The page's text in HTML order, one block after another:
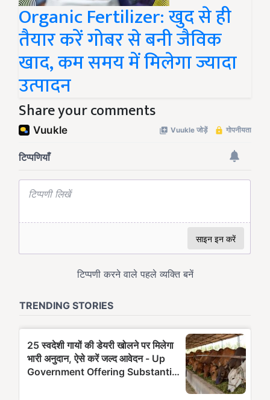
Organic Fertilizer: खुद से ही
तैयार करें गोबर से बनी जैविक
खाद, कम समय में मिलेगा ज्यादा
उत्पादन
Share your comments